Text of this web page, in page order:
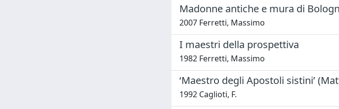
Madonne antiche e mura di
2007 Ferretti, Massimo
I maestri della prospettiva
1982 Ferretti, Massimo
‘Maestro degli Apostoli sistini’
1992 Caglioti, F.